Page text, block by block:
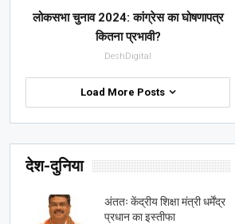
लोकसभा चुनाव 2024: कांग्रेस का घोषणापत्र
कितना प्रभावी?
DeshDigital
Load More Posts
देश-दुनिया
अंततः केंद्रीय शिक्षा मंत्री धर्मेंद्र
प्रधान का इस्तीफा